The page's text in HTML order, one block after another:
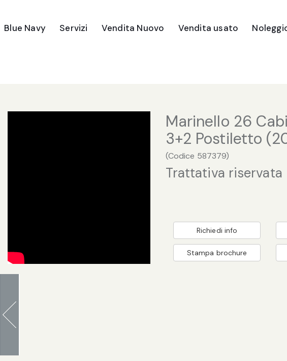
Blue Navy Servizi Vendita Nuovo
Ricambi e Accessori
Vendita usato
Marinello 26
3+2 Postiletto
(Codice 587379)
Trattativa riservata
Richiedi info
Stampa brochure